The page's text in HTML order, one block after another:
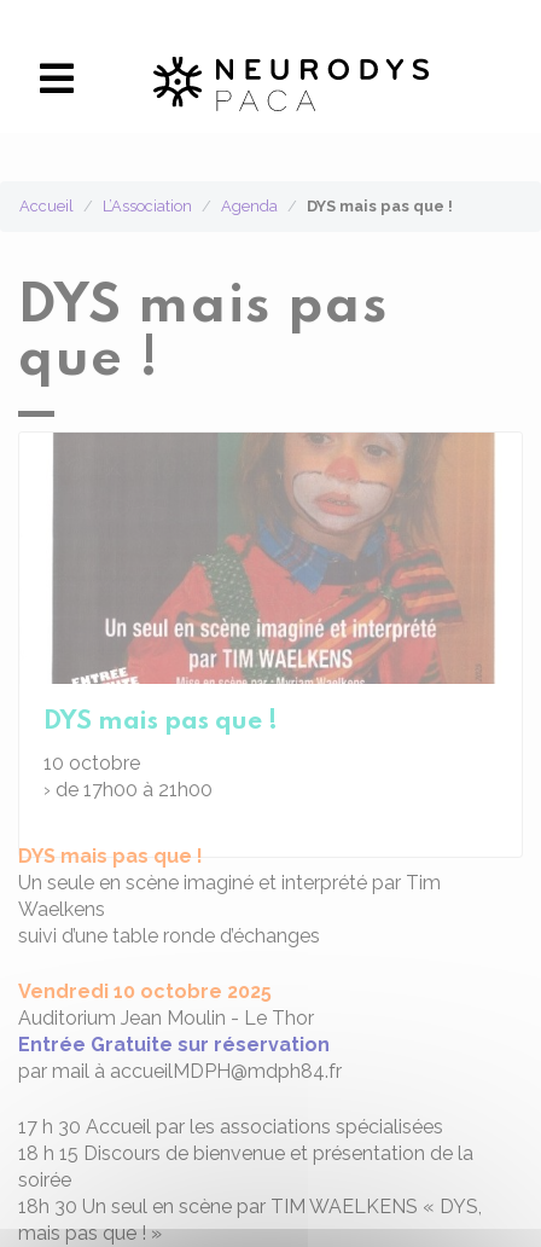
Accueil L’Association Agenda DYS mais pas que !
DYS mais pas
que !
DYS mais pas que !
10 octobre
› de 17h00 à 21h00
DYS mais pas que !
Un seule en scène imaginé et interprété par Tim
Waelkens
suivi d’une table ronde d’échanges
Vendredi 10 octobre 2025
Auditorium Jean Moulin - Le Thor
Entrée Gratuite sur réservation
par mail à accueilMDPH@mdph84.fr
17 h 30 Accueil par les associations spécialisées
18 h 15 Discours de bienvenue et présentation de la
soirée
18h 30 Un seul en scène par TIM WAELKENS « DYS,
mais pas que ! »